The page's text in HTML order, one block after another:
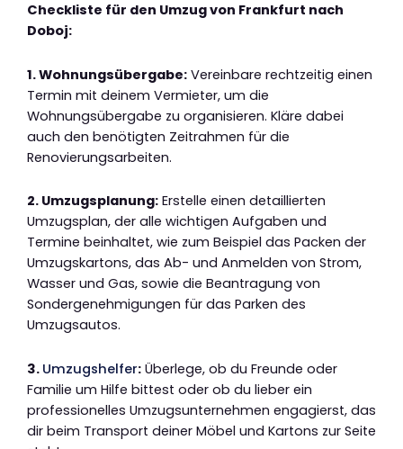
Checkliste für den Umzug von Frankfurt nach
Doboj:
1. Wohnungsübergabe: Vereinbare rechtzeitig einen
Termin mit deinem Vermieter, um die
Wohnungsübergabe zu organisieren. Kläre dabei
auch den benötigten Zeitrahmen für die
Renovierungsarbeiten.
2. Umzugsplanung: Erstelle einen detaillierten
Umzugsplan, der alle wichtigen Aufgaben und
Termine beinhaltet, wie zum Beispiel das Packen der
Umzugskartons, das Ab- und Anmelden von Strom,
Wasser und Gas, sowie die Beantragung von
Sondergenehmigungen für das Parken des
Umzugsautos.
3. Umzugshelfer: Überlege, ob du Freunde oder
Familie um Hilfe bittest oder ob du lieber ein
professionelles Umzugsunternehmen engagierst, das
dir beim Transport deiner Möbel und Kartons zur Seite